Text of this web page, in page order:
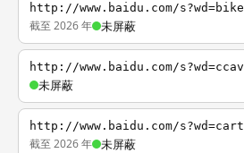
http://www.baidu.com/s?wd=bike
截至 2026 年 未屏蔽
http://www.baidu.com/s?wd=ccav
未屏蔽
http://www.baidu.com/s?wd=cart
截至 2026 年 未屏蔽